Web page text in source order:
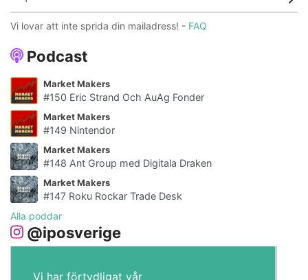
Vi har förtydligat vår
Podcast
Market Makers
#150 Eric Strand Och AuAg Fonder
Market Makers
#149 Nintendor
Market Makers
#148 Ant Group med Digitala Draken
Market Makers
#147 Roku Rockar Trade Desk
Alla poddar
@iposverige
Vi lovar att inte sprida din mailadress! - FAQ